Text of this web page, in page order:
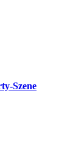
Szene